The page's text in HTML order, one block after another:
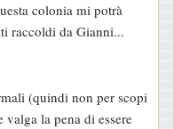
colonia mi potrà
raccoldi da Gianni...
(quindi non per scopi
la pena di essere